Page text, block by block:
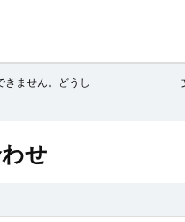
きません。どうし
せ